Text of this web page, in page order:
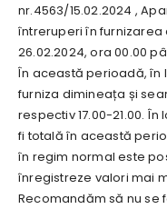
nr.4563/15.02.2024 ,
întreruperi în
26.02.2024, ora 00.00
În această perioadă, în
furniza dimineața și
respectiv 17.00-21.00.
fi totală în această
în regim normal este
înregistreze valori mai
Recomandăm să nu